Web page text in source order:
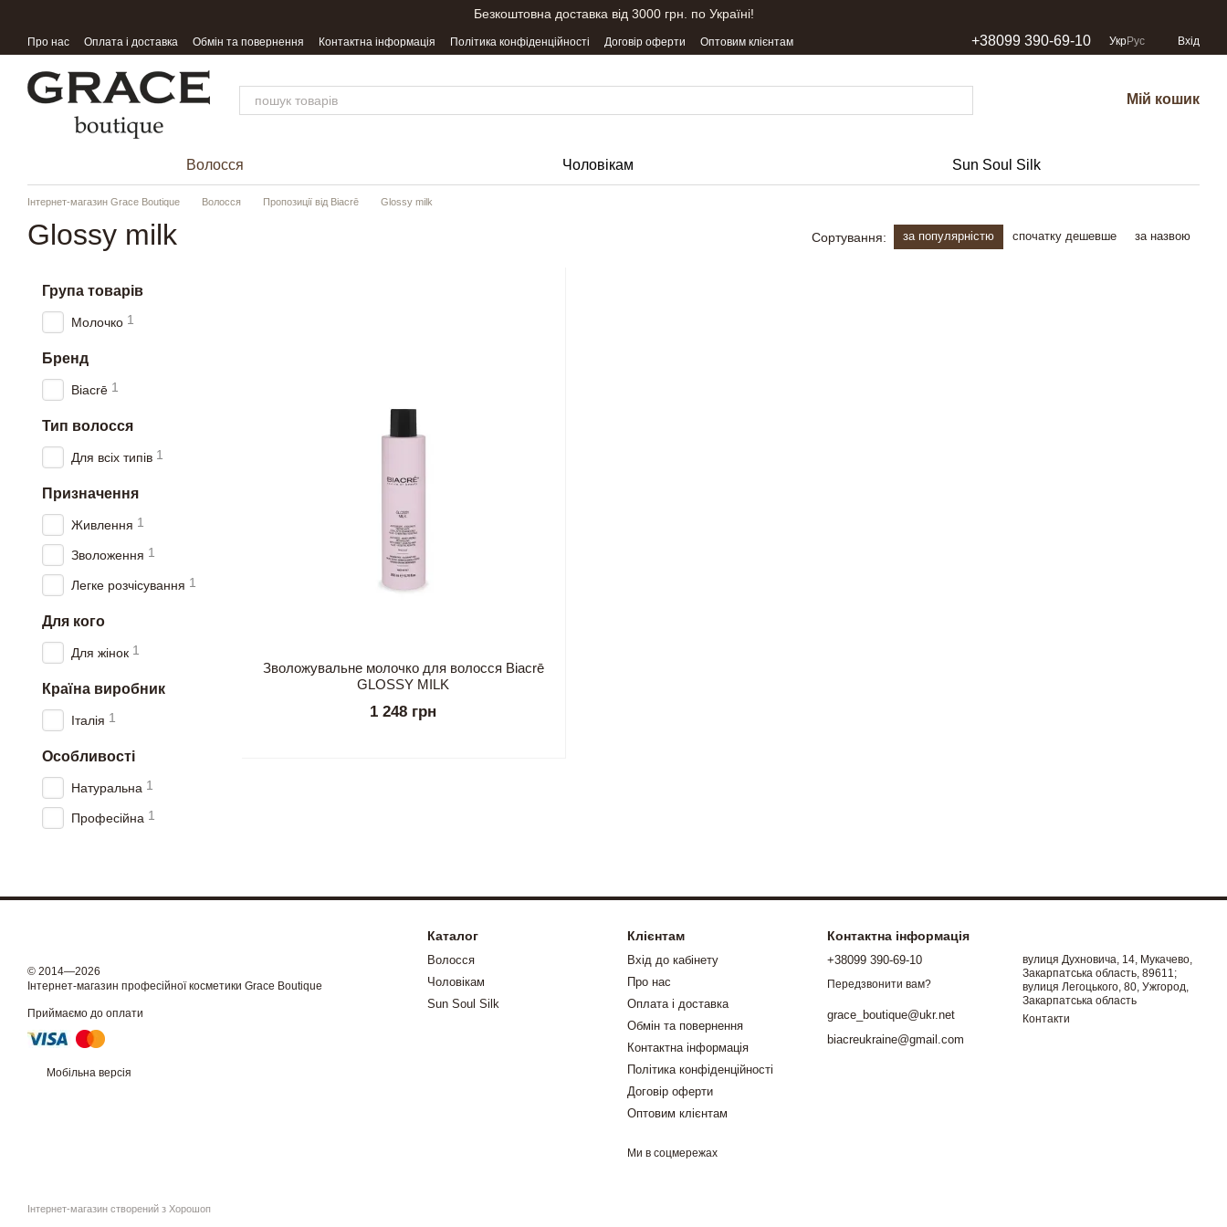
Безкоштовна доставка від 3000 грн. по Україні!
Про нас Оплата і доставка Обмін та повернення Контактна інформація Політика конфіденційності Договір оферти Оптовим клієнтам +38099 390-69-10 УкрРус Вхід
Мій кошик
Волосся Чоловікам Sun Soul Silk
Інтернет-магазин Grace Boutique Волосся Пропозиції від Biacrē Glossy milk
Glossy milk Сортування: за популярністю спочатку дешевше за назвою
Зволожувальне молочко для волосся Biacrē
GLOSSY MILK
1 248 грн
Група товарів
Молочко 1
Бренд
Biacrē 1
Тип волосся
Для всіх типів 1
Призначення
Живлення 1
Зволоження 1
Легке розчісування 1
Для кого
Для жінок 1
Країна виробник
Італія 1
Особливості
Натуральна 1
Професійна 1
© 2014—2026
Інтернет-магазин професійної косметики Grace Boutique
Приймаємо до оплати
Мобільна версія
Інтернет-магазин створений з Хорошоп
Каталог
Волосся
Чоловікам
Sun Soul Silk
Клієнтам
Вхід до кабінету
Про нас
Оплата і доставка
Обмін та повернення
Контактна інформація
Політика конфіденційності
Договір оферти
Оптовим клієнтам
Ми в соцмережах
Контактна інформація
+38099 390-69-10
Передзвонити вам?
grace_boutique@ukr.net
biacreukraine@gmail.com
вулиця Духновича, 14, Мукачево,
Закарпатська область, 89611;
вулиця Легоцького, 80, Ужгород,
Закарпатська область
Контакти